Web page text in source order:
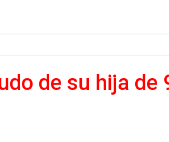
de su hija de